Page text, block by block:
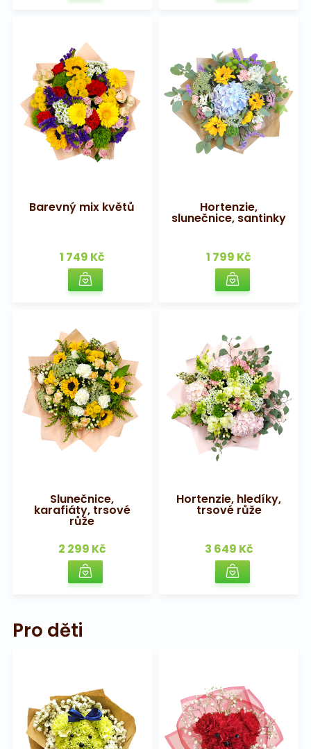
Barevný mix květů
1 749 Kč
Hortenzie,
slunečnice, santinky
1 799 Kč
Slunečnice,
karafiáty, trsové
růže
2 299 Kč
Hortenzie, hledíky,
trsové růže
3 649 Kč
Pro děti